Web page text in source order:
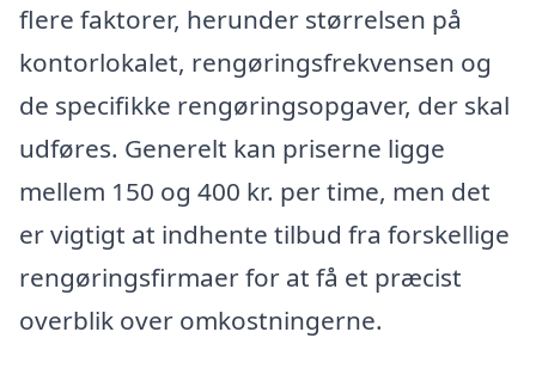
flere faktorer, herunder størrelsen på
kontorlokalet, rengøringsfrekvensen og
de specifikke rengøringsopgaver, der skal
udføres. Generelt kan priserne ligge
mellem 150 og 400 kr. per time, men det
er vigtigt at indhente tilbud fra forskellige
rengøringsfirmaer for at få et præcist
overblik over omkostningerne.